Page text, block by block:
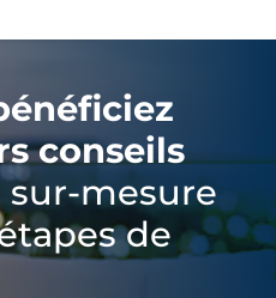
conseils
mesure
de